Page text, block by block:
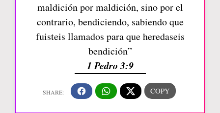
maldición por maldición, sino por el
contrario, bendiciendo, sabiendo que
fuisteis llamados para que heredaseis
bendición”
1 Pedro 3:9